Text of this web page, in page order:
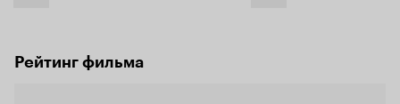
Рейтинг фильма